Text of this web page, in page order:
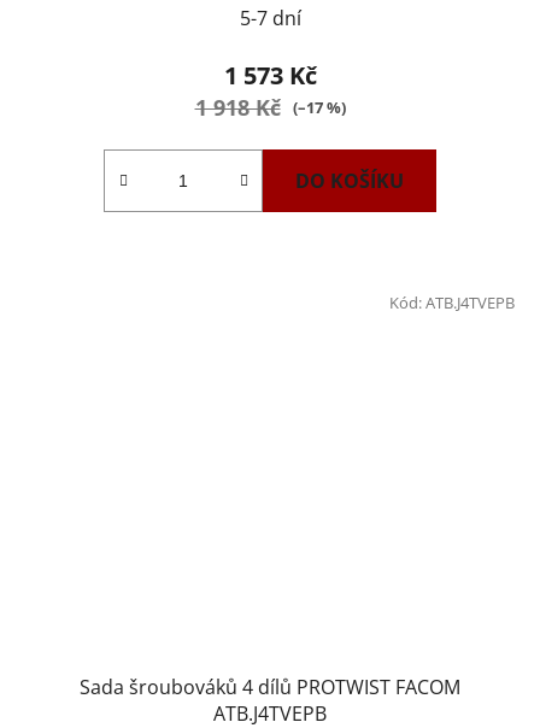
5-7 dní
1 573 Kč
1 918 Kč (–17 %)
DO KOŠÍKU
Sada šroubováků 4 dílů PROTWIST FACOM
ATB.J4TVEPB
Kód:ATB.J4TVEPB